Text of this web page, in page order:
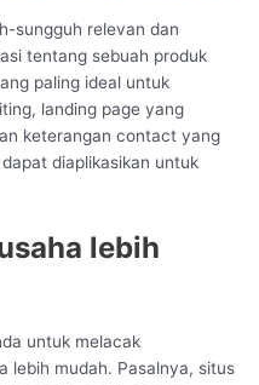
sungguh relevan dan
tentang sebuah produk
paling ideal untuk
landing page yang
keterangan contact yang
diaplikasikan untuk
lebih
untuk melacak
lebih mudah. Pasalnya, situs